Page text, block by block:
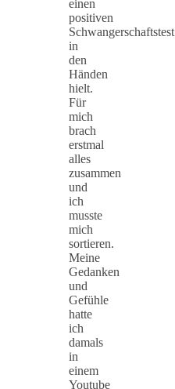
einen
positiven
Schwangerschaftstest
in
den
Händen
hielt.
Für
mich
brach
erstmal
alles
zusammen
und
ich
musste
mich
sortieren.
Meine
Gedanken
und
Gefühle
hatte
ich
damals
in
einem
Youtube